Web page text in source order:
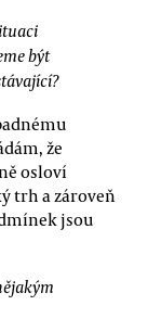
být
že
osloví
trh a zároveň
jsou